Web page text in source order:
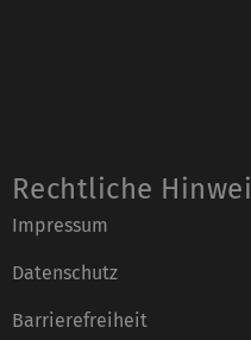
Rechtliche
Impressum
Datenschutz
Barrierefreiheit